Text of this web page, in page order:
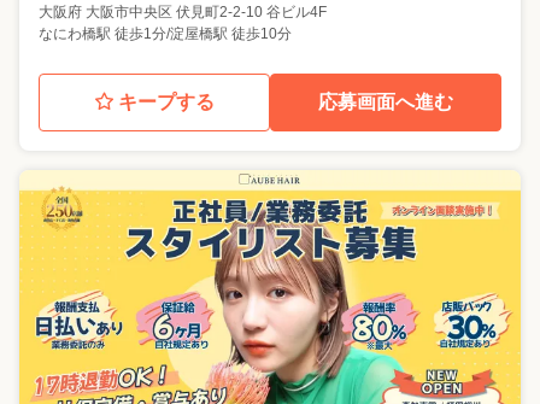
大阪府 大阪市中央区 伏見町2-2-10 谷ビル4F
なにわ橋駅 徒歩1分/淀屋橋駅 徒歩10分
キープする 応募画面へ進む